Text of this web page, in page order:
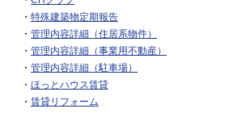
・ 特殊建築物定期報告
・ 管理内容詳細（住居系物件）
・ 管理内容詳細（事業用不動産）
・ 管理内容詳細（駐車場）
・ ほっとハウス賃貸
・ 賃貸リフォーム